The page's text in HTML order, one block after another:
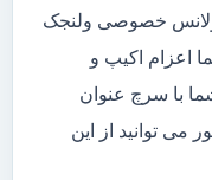
خصوصی ولنجک
اعزام اکیپ و
با سرچ عنوان
می توانید از این